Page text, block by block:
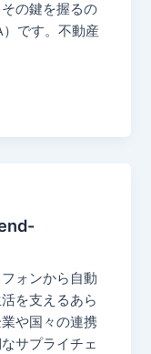
の鍵を握るの
です。不動産
ォンから自動
を支えるあら
や国々の連携
サプライチェ